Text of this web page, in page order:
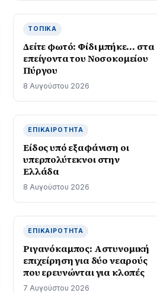
ΤΟΠΙΚΆ
Δείτε φωτό: Φίδι μπήκε… στα
επείγοντα του Νοσοκομείου
Πύργου
8 Αυγούστου 2026
ΕΠΙΚΑΙΡΌΤΗΤΑ
Είδος υπό εξαφάνιση οι
υπερπολύτεκνοι στην
Ελλάδα
8 Αυγούστου 2026
ΕΠΙΚΑΙΡΌΤΗΤΑ
Ριγανόκαμπος: Αστυνομική
επιχείρηση για δύο νεαρούς
που ερευνώνται για κλοπές
7 Αυγούστου 2026